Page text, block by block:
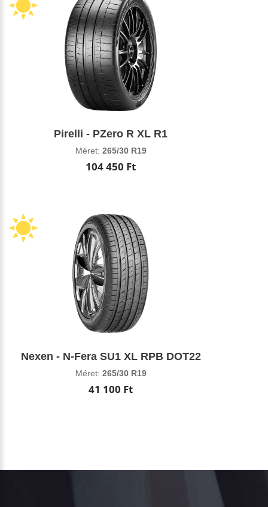
Pirelli - PZero R XL R1
Méret: 265/30 R19
104 450 Ft
Nexen - N-Fera SU1 XL RPB DOT22
Méret: 265/30 R19
41 100 Ft